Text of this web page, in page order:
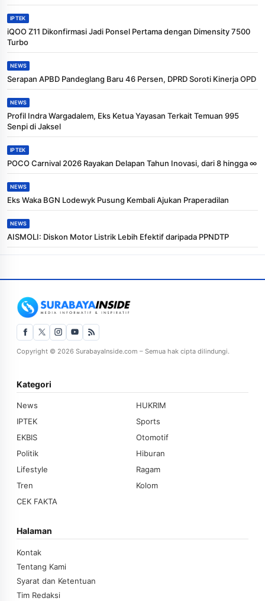
IPTEK
iQOO Z11 Dikonfirmasi Jadi Ponsel Pertama dengan Dimensity 7500
Turbo
NEWS
Serapan APBD Pandeglang Baru 46 Persen, DPRD Soroti Kinerja OPD
NEWS
Profil Indra Wargadalem, Eks Ketua Yayasan Terkait Temuan 995
Senpi di Jaksel
IPTEK
POCO Carnival 2026 Rayakan Delapan Tahun Inovasi, dari 8 hingga ∞
NEWS
Eks Waka BGN Lodewyk Pusung Kembali Ajukan Praperadilan
NEWS
AISMOLI: Diskon Motor Listrik Lebih Efektif daripada PPNDTP
Copyright © 2026 SurabayaInside.com – Semua hak cipta dilindungi.
Kategori
News
HUKRIM
IPTEK
Sports
EKBIS
Otomotif
Politik
Hiburan
Lifestyle
Ragam
Tren
Kolom
CEK FAKTA
Halaman
Kontak
Tentang Kami
Syarat dan Ketentuan
Tim Redaksi